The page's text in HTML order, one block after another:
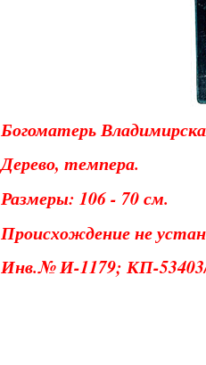
Богоматерь
Дерево, темпера.
Размеры: 106 - 70 см.
Происхождение не
Инв.№ И-1179; КП-